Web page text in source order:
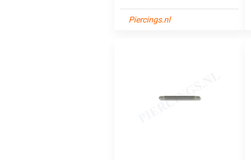
Piercings.nl